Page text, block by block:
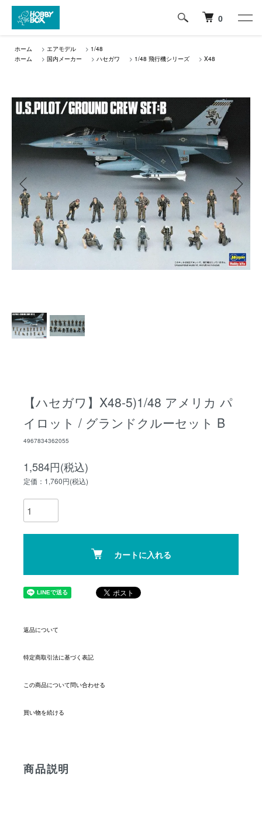
0
ホーム > エアモデル > 1/48
ホーム
> 国内メーカー > ハセガワ > 1/48 飛行機シリーズ > X48
【ハセガワ】X48-5)1/48 アメリカ パ
イロット / グランドクルーセット B
4967834362055
1,584円(税込)
定価：1,760円(税込)
カートに入れる
返品について
特定商取引法に基づく表記
この商品について問い合わせる
買い物を続ける
商品説明